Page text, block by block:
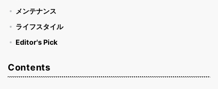
メンテナンス
ライフスタイル
Editor's Pick
Contents